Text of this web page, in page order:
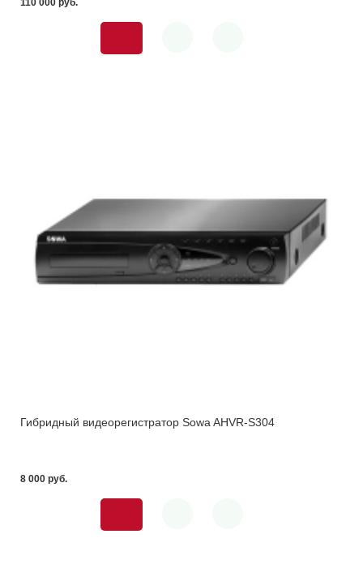
Гибридный видеорегистратор Sowa AHVR-S304
8 000 pуб.